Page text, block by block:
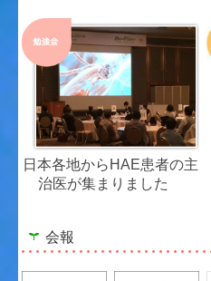
日本各地からHAE患者の主
治医が集まりました
会報